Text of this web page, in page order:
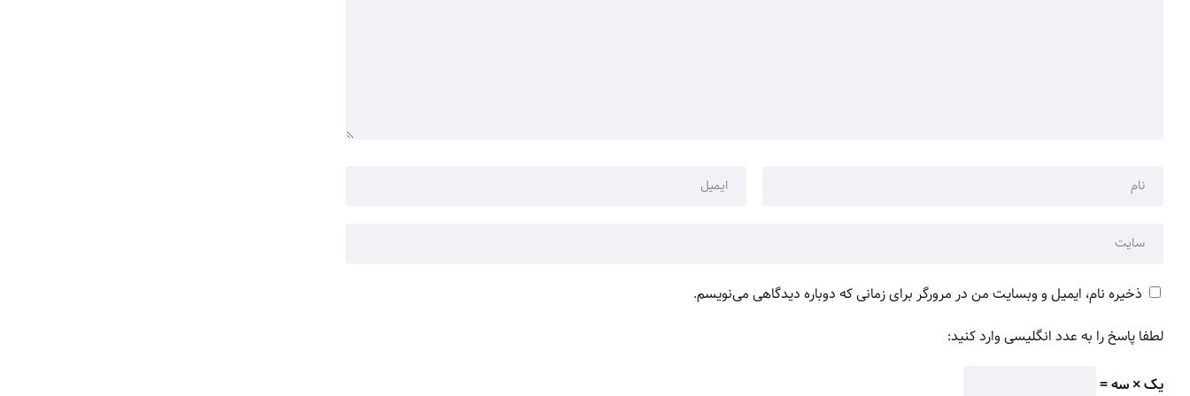
ذخیره نام، ایمیل و وبسایت من در مرورگر برای زمانی که دوباره دیدگاهی می‌نویسم.
لطفا پاسخ را به عدد انگلیسی وارد کنید:
یک × سه =